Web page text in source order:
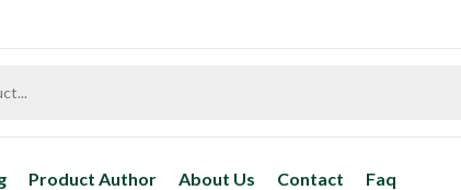
Product Author About Us Contact Faq